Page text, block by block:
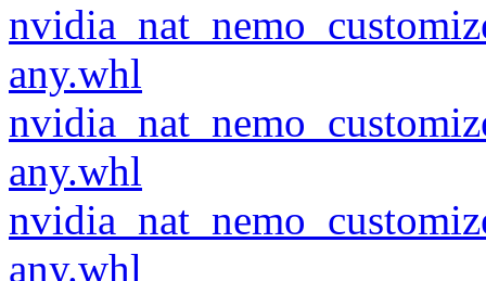
any.whl
any.whl
any.whl